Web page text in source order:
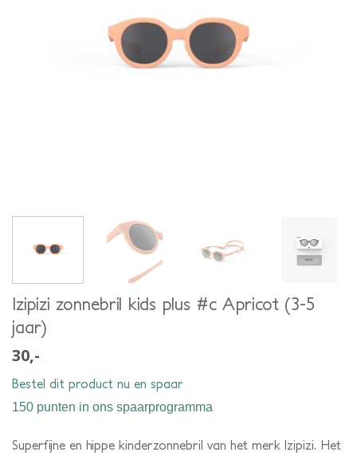
Izipizi zonnebril kids plus #c Apricot (3-5
jaar)
30,-
Bestel dit product nu en spaar
150 punten in ons spaarprogramma
Superfijne en hippe kinderzonnebril van het merk Izipizi. Het